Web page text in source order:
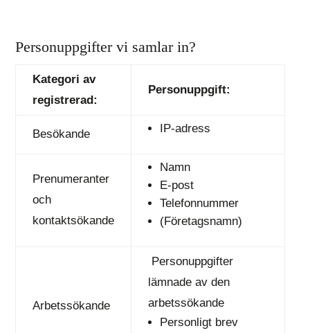
Personuppgifter vi samlar in?
Kategori av
registrerad:
Personuppgift:
Besökande IP-adress
Prenumeranter
och
kontaktsökande
Namn
E-post
Telefonnummer
(Företagsnamn)
Arbetssökande
Personuppgifter
lämnade av den
arbetssökande
Personligt brev